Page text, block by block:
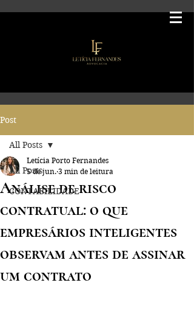
Post
All Posts
CONTABILIDADE
All Posts
Análise de risco
contratual: o que
empresários inteligentes
observam antes de assinar
um contrato
Letícia Porto Fernandes
5 de jun. 3 min de leitura